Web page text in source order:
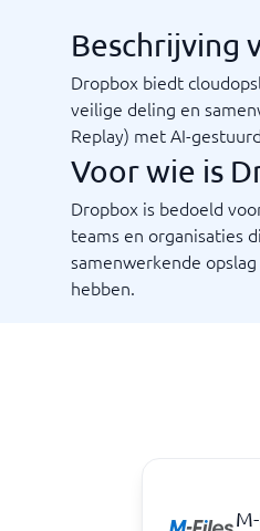
Beschrijving
Dropbox biedt
veilige deling en
Replay) met AI-
Voor wie is
Dropbox is bedoeld
teams en organisaties
samenwerkende
hebben.